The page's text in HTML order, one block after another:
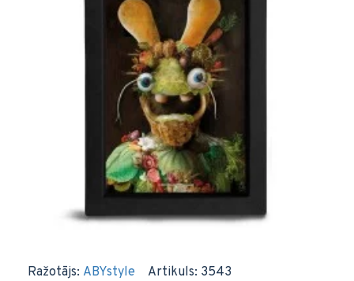
Ražotājs: ABYstyle Artikuls: 3543